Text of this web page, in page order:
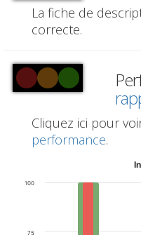
La fiche de
correcte.
Cliquez ici pour
performance.
75
100